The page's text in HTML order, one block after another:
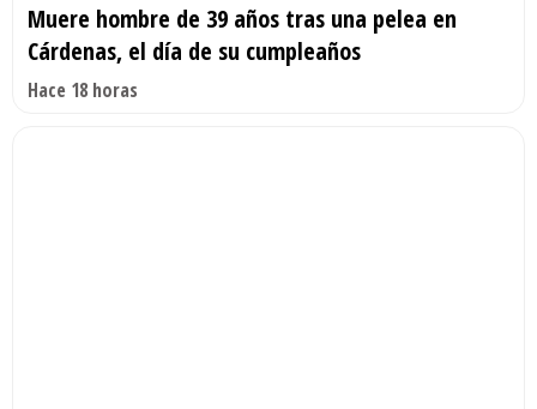
Muere hombre de 39 años tras una pelea en
Cárdenas, el día de su cumpleaños
Hace 18 horas